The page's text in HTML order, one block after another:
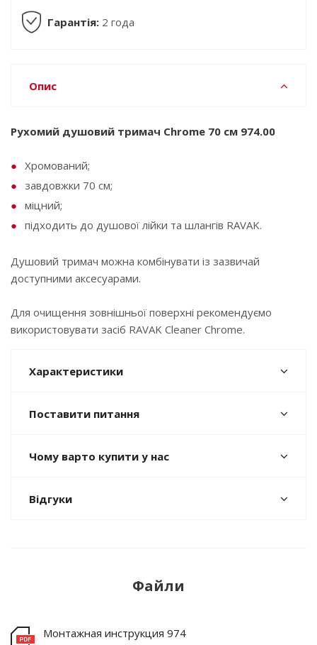
Гарантія: 2 года
Опис
Рухомий душовий тримач Chrome 70 см 974.00
Хромований;
завдовжки 70 см;
міцний;
підходить до душової лійки та шлангів RAVAK.
Душовий тримач можна комбінувати із зазвичай
доступними аксесуарами.
Для очищення зовнішньої поверхні рекомендуємо
використовувати засіб RAVAK Cleaner Chrome.
Характеристики
Поставити питання
Чому варто купити у нас
Відгуки
Файли
Монтажная инструкция 974